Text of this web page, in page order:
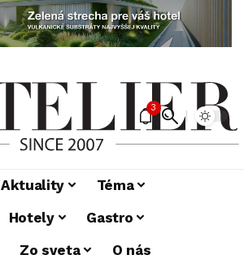
3
Aktuality
Téma
Hotely
Gastro
Zo sveta
O nás